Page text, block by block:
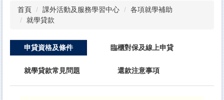
成員簡介
各項就學補助
獎助學金
首頁 課外活動及服務學習中心
各項就學補助
就學貸款
申貸資格及條件 臨櫃對保及線上申貸
就學貸款常見問題 還款注意事項